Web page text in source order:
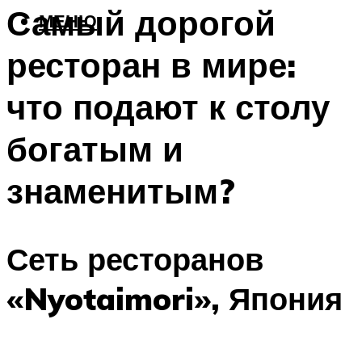
МЕНЮ
Самый дорогой
ресторан в мире:
что подают к столу
богатым и
знаменитым?
Сеть ресторанов
«Nyotaimori», Япония